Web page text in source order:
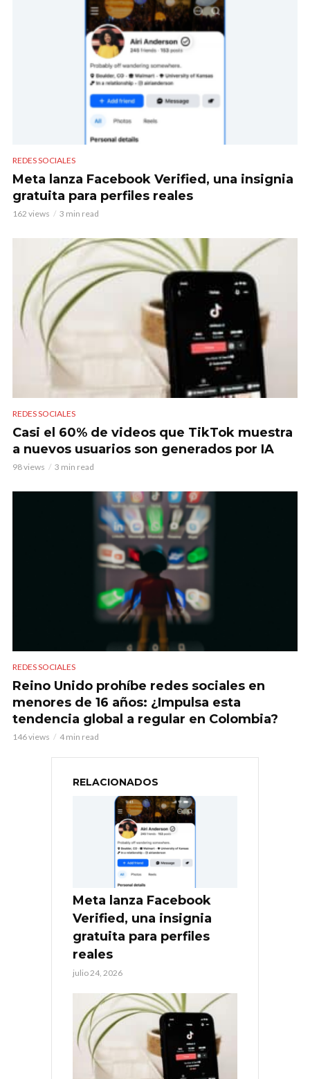
REDES SOCIALES
Meta lanza Facebook Verified, una insignia
gratuita para perfiles reales
162 views 3 min read
REDES SOCIALES
Casi el 60% de videos que TikTok muestra
a nuevos usuarios son generados por IA
98 views 3 min read
REDES SOCIALES
Reino Unido prohíbe redes sociales en
menores de 16 años: ¿Impulsa esta
tendencia global a regular en Colombia?
146 views 4 min read
RELACIONADOS
Meta lanza Facebook
Verified, una insignia
gratuita para perfiles
reales
julio 24, 2026